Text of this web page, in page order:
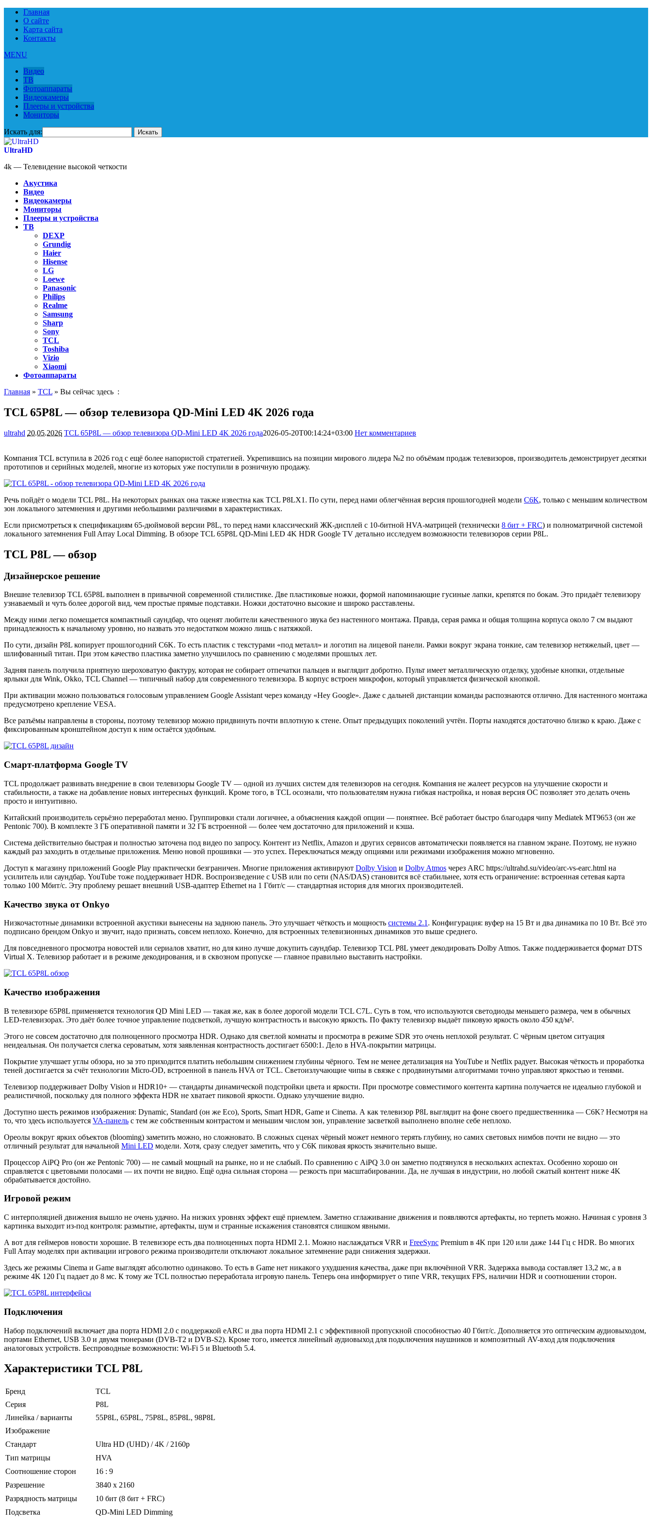
Главная
О сайте
Карта сайта
Контакты
MENU
Видео
ТВ
Фотоаппараты
Видеокамеры
Плееры и устройства
Мониторы
Искать для:
UltraHD
4k — Телевидение высокой четкости
Акустика
Видео
Видеокамеры
Мониторы
Плееры и устройства
ТВ
DEXP
Grundig
Haier
Hisense
LG
Loewe
Panasonic
Philips
Realme
Samsung
Sharp
Sony
TCL
Toshiba
Vizio
Xiaomi
Фотоаппараты
Главная » TCL » Вы сейчас здесь :
TCL 65P8L — обзор телевизора QD-Mini LED 4K 2026 года
ultrahd 20.05.2026 TCL 65P8L — обзор телевизора QD-Mini LED 4K 2026 года2026-05-20T00:14:24+03:00 Нет комментариев
Компания TCL вступила в 2026 год с ещё более напористой стратегией. Укрепившись на позиции мирового лидера №2 по объёмам продаж телевизоров, производитель демонстрирует десятки
прототипов и серийных моделей, многие из которых уже поступили в розничную продажу.
Речь пойдёт о модели TCL P8L. На некоторых рынках она также известна как TCL P8LX1. По сути, перед нами облегчённая версия прошлогодней модели C6K, только с меньшим количеством
зон локального затемнения и другими небольшими различиями в характеристиках.
Если присмотреться к спецификациям 65-дюймовой версии P8L, то перед нами классический ЖК-дисплей с 10-битной HVA-матрицей (технически 8 бит + FRC) и полноматричной системой
локального затемнения Full Array Local Dimming. В обзоре TCL 65P8L QD-Mini LED 4K HDR Google TV детально исследуем возможности телевизоров серии P8L.
TCL P8L — обзор
Дизайнерское решение
Внешне телевизор TCL 65P8L выполнен в привычной современной стилистике. Две пластиковые ножки, формой напоминающие гусиные лапки, крепятся по бокам. Это придаёт телевизору
узнаваемый и чуть более дорогой вид, чем простые прямые подставки. Ножки достаточно высокие и широко расставлены.
Между ними легко помещается компактный саундбар, что оценят любители качественного звука без настенного монтажа. Правда, серая рамка и общая толщина корпуса около 7 см выдают
принадлежность к начальному уровню, но назвать это недостатком можно лишь с натяжкой.
По сути, дизайн P8L копирует прошлогодний C6K. То есть пластик с текстурами «под металл» и логотип на лицевой панели. Рамки вокруг экрана тонкие, сам телевизор нетяжелый, цвет —
шлифованный титан. При этом качество пластика заметно улучшилось по сравнению с моделями прошлых лет.
Задняя панель получила приятную шероховатую фактуру, которая не собирает отпечатки пальцев и выглядит добротно. Пульт имеет металлическую отделку, удобные кнопки, отдельные
ярлыки для Wink, Okko, TCL Channel — типичный набор для современного телевизора. В корпус встроен микрофон, который управляется физической кнопкой.
При активации можно пользоваться голосовым управлением Google Assistant через команду «Hey Google». Даже с дальней дистанции команды распознаются отлично. Для настенного монтажа
предусмотрено крепление VESA.
Все разъёмы направлены в стороны, поэтому телевизор можно придвинуть почти вплотную к стене. Опыт предыдущих поколений учтён. Порты находятся достаточно близко к краю. Даже с
фиксированным кронштейном доступ к ним остаётся удобным.
Смарт-платформа Google TV
TCL продолжает развивать внедрение в свои телевизоры Google TV — одной из лучших систем для телевизоров на сегодня. Компания не жалеет ресурсов на улучшение скорости и
стабильности, а также на добавление новых интересных функций. Кроме того, в TCL осознали, что пользователям нужна гибкая настройка, и новая версия ОС позволяет это делать очень
просто и интуитивно.
Китайский производитель серьёзно переработал меню. Группировки стали логичнее, а объяснения каждой опции — понятнее. Всё работает быстро благодаря чипу Mediatek MT9653 (он же
Pentonic 700). В комплекте 3 ГБ оперативной памяти и 32 ГБ встроенной — более чем достаточно для приложений и кэша.
Система действительно быстрая и полностью заточена под видео по запросу. Контент из Netflix, Amazon и других сервисов автоматически появляется на главном экране. Поэтому, не нужно
каждый раз заходить в отдельные приложения. Меню новой прошивки — это успех. Переключаться между опциями или режимами изображения можно мгновенно.
Доступ к магазину приложений Google Play практически безграничен. Многие приложения активируют Dolby Vision и Dolby Atmos через ARC https://ultrahd.su/video/arc-vs-earc.html на
усилитель или саундбар. YouTube тоже поддерживает HDR. Воспроизведение с USB или по сети (NAS/DAS) становится всё стабильнее, хотя есть ограничение: встроенная сетевая карта
только 100 Мбит/с. Эту проблему решает внешний USB-адаптер Ethernet на 1 Гбит/с — стандартная история для многих производителей.
Качество звука от Onkyo
Низкочастотные динамики встроенной акустики вынесены на заднюю панель. Это улучшает чёткость и мощность системы 2.1 . Конфигурация: вуфер на 15 Вт и два динамика по 10 Вт. Всё это
подписано брендом Onkyo и звучит, надо признать, совсем неплохо. Конечно, для встроенных телевизионных динамиков это выше среднего.
Для повседневного просмотра новостей или сериалов хватит, но для кино лучше докупить саундбар. Телевизор TCL P8L умеет декодировать Dolby Atmos. Также поддерживается формат DTS
Virtual X. Телевизор работает и в режиме декодирования, и в сквозном пропуске — главное правильно выставить настройки.
Качество изображения
В телевизоре 65P8L применяется технология QD Mini LED — такая же, как в более дорогой модели TCL C7L. Суть в том, что используются светодиоды меньшего размера, чем в обычных
LED-телевизорах. Это даёт более точное управление подсветкой, лучшую контрастность и высокую яркость. По факту телевизор выдаёт пиковую яркость около 450 кд/м².
Этого не совсем достаточно для полноценного просмотра HDR. Однако для светлой комнаты и просмотра в режиме SDR это очень неплохой результат. С чёрным цветом ситуация
неидеальная. Он получается слегка сероватым, хотя заявленная контрастность достигает 6500:1. Дело в HVA-покрытии матрицы.
Покрытие улучшает углы обзора, но за это приходится платить небольшим снижением глубины чёрного. Тем не менее детализация на YouTube и Netflix радует. Высокая чёткость и проработка
теней достигается за счёт технологии Micro-OD, встроенной в панель HVA от TCL. Светоизлучающие чипы в связке с продвинутыми алгоритмами точно управляют яркостью и тенями.
Телевизор поддерживает Dolby Vision и HDR10+ — стандарты динамической подстройки цвета и яркости. При просмотре совместимого контента картина получается не идеально глубокой и
реалистичной, поскольку для полного эффекта HDR не хватает пиковой яркости. Однако улучшение видно.
Доступно шесть режимов изображения: Dynamic, Standard (он же Eco), Sports, Smart HDR, Game и Cinema. А как телевизор P8L выглядит на фоне своего предшественника — C6K? Несмотря на
то, что здесь используется VA-панель с тем же собственным контрастом и меньшим числом зон, управление засветкой выполнено вполне себе неплохо.
Ореолы вокруг ярких объектов (blooming) заметить можно, но сложновато. В сложных сценах чёрный может немного терять глубину, но самих световых нимбов почти не видно — это
отличный результат для начальной Mini LED модели. Хотя, сразу следует заметить, что у C6K пиковая яркость значительно выше.
Процессор AiPQ Pro (он же Pentonic 700) — не самый мощный на рынке, но и не слабый. По сравнению с AiPQ 3.0 он заметно подтянулся в нескольких аспектах. Особенно хорошо он
справляется с цветовыми полосами — их почти не видно. Ещё одна сильная сторона — резкость при масштабировании. Да, не лучшая в индустрии, но любой сжатый контент ниже 4K
обрабатывается достойно.
Игровой режим
С интерполяцией движения вышло не очень удачно. На низких уровнях эффект ещё приемлем. Заметно сглаживание движения и появляются артефакты, но терпеть можно. Начиная с уровня 3
картинка выходит из-под контроля: размытие, артефакты, шум и странные искажения становятся слишком явными.
А вот для геймеров новости хорошие. В телевизоре есть два полноценных порта HDMI 2.1. Можно наслаждаться VRR и FreeSync Premium в 4K при 120 или даже 144 Гц с HDR. Во многих
Full Array моделях при активации игрового режима производители отключают локальное затемнение ради снижения задержки.
Здесь же режимы Cinema и Game выглядят абсолютно одинаково. То есть в Game нет никакого ухудшения качества, даже при включённой VRR. Задержка вывода составляет 13,2 мс, а в
режиме 4K 120 Гц падает до 8 мс. К тому же TCL полностью переработала игровую панель. Теперь она информирует о типе VRR, текущих FPS, наличии HDR и соотношении сторон.
Подключения
Набор подключений включает два порта HDMI 2.0 с поддержкой eARC и два порта HDMI 2.1 с эффективной пропускной способностью 40 Гбит/с. Дополняется это оптическим аудиовыходом,
портами Ethernet, USB 3.0 и двумя тюнерами (DVB-T2 и DVB-S2). Кроме того, имеется линейный аудиовыход для подключения наушников и композитный AV-вход для подключения
аналоговых устройств. Беспроводные возможности: Wi-Fi 5 и Bluetooth 5.4.
Характеристики TCL P8L
Бренд
TCL
Серия
P8L
Линейка / варианты
55P8L, 65P8L, 75P8L, 85P8L, 98P8L
Изображение
Стандарт
Ultra HD (UHD) / 4K / 2160p
Тип матрицы
HVA
Соотношение сторон
16 : 9
Разрешение
3840 x 2160
Разрядность матрицы
10 бит (8 бит + FRC)
Подсветка
QD-Mini LED Dimming